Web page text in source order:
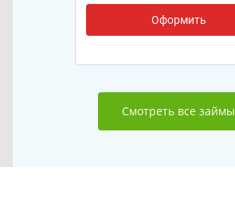
Оформить
Смотреть все займы